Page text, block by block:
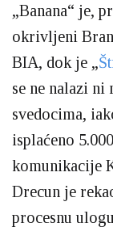
„Banana“ je,
okrivljeni
BIA, dok je „
se ne nalazi ni
svedocima,
isplaćeno
komunikacije
Drecun je
procesnu